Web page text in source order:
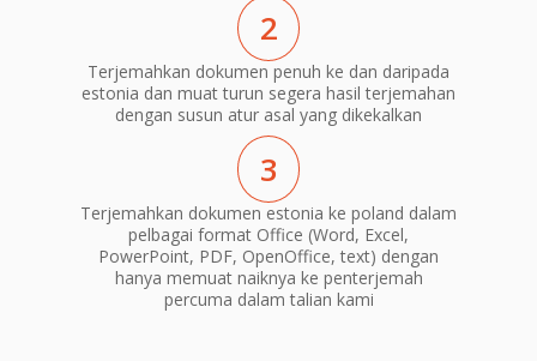
2
Terjemahkan dokumen penuh ke dan daripada
estonia dan muat turun segera hasil terjemahan
dengan susun atur asal yang dikekalkan
3
Terjemahkan dokumen estonia ke poland dalam
pelbagai format Office (Word, Excel,
PowerPoint, PDF, OpenOffice, text) dengan
hanya memuat naiknya ke penterjemah
percuma dalam talian kami